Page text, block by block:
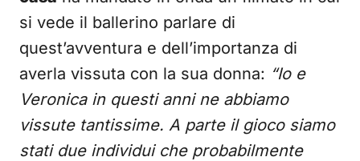
si vede il ballerino parlare di
quest’avventura e dell’importanza di
averla vissuta con la sua donna: “Io e
Veronica in questi anni ne abbiamo
vissute tantissime. A parte il gioco siamo
stati due individui che probabilmente